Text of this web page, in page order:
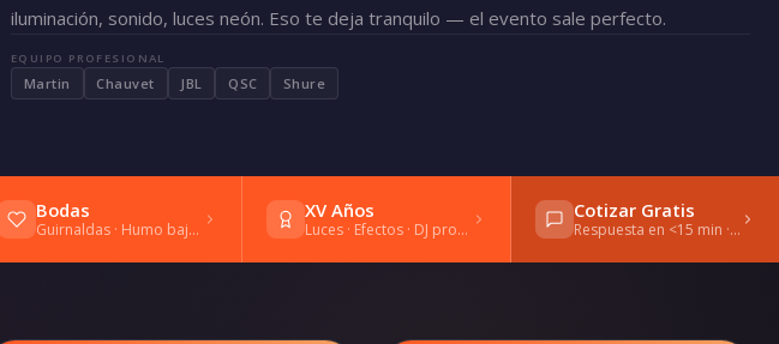
iluminación, sonido, luces neón. Eso te deja tranquilo — el evento sale perfecto.
EQUIPO PROFESIONAL
Martin Chauvet JBL QSC Shure
Bodas
Guirnaldas · Humo bajo · Vals
XV Años
Luces · Efectos · DJ profesional
Cotizar Gratis
Respuesta en <15 min · WhatsApp